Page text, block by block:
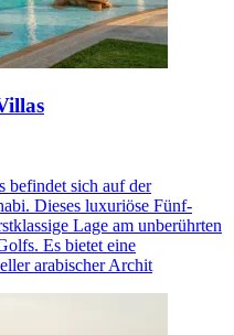
befindet sich auf der
Dieses luxuriöse Fünf-
Lage am unberührten
Es bietet eine
arabischer Archit